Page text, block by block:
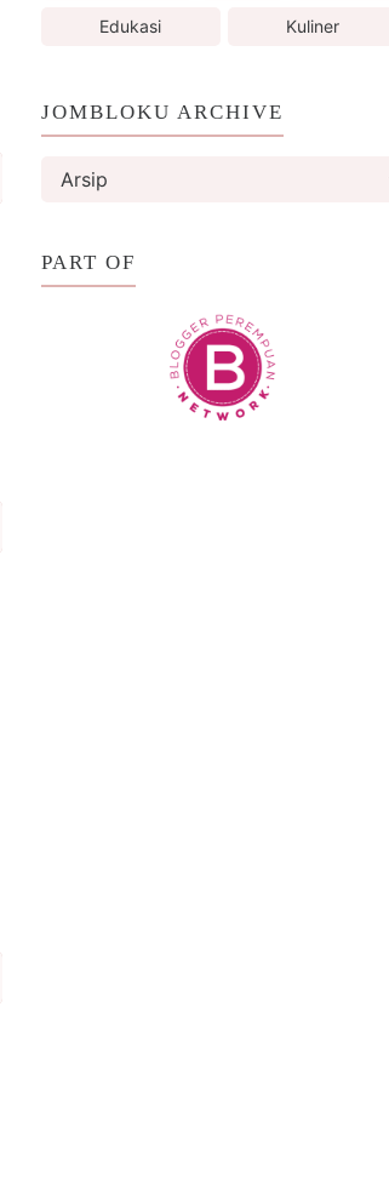
Edukasi Kuliner
JOMBLOKU ARCHIVE
PART OF